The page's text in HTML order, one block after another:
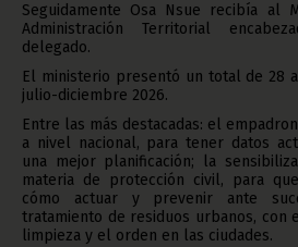
Seguidamente Osa Nsue recibía al
Administración Territorial
delegado.
El ministerio presentó un total de 28
julio-diciembre 2026.
Entre las más destacadas: el
a nivel nacional, para tener datos
una mejor planificación; la
materia de protección civil, para
cómo actuar y prevenir ante
tratamiento de residuos urbanos, con
limpieza y el orden en las ciudades.